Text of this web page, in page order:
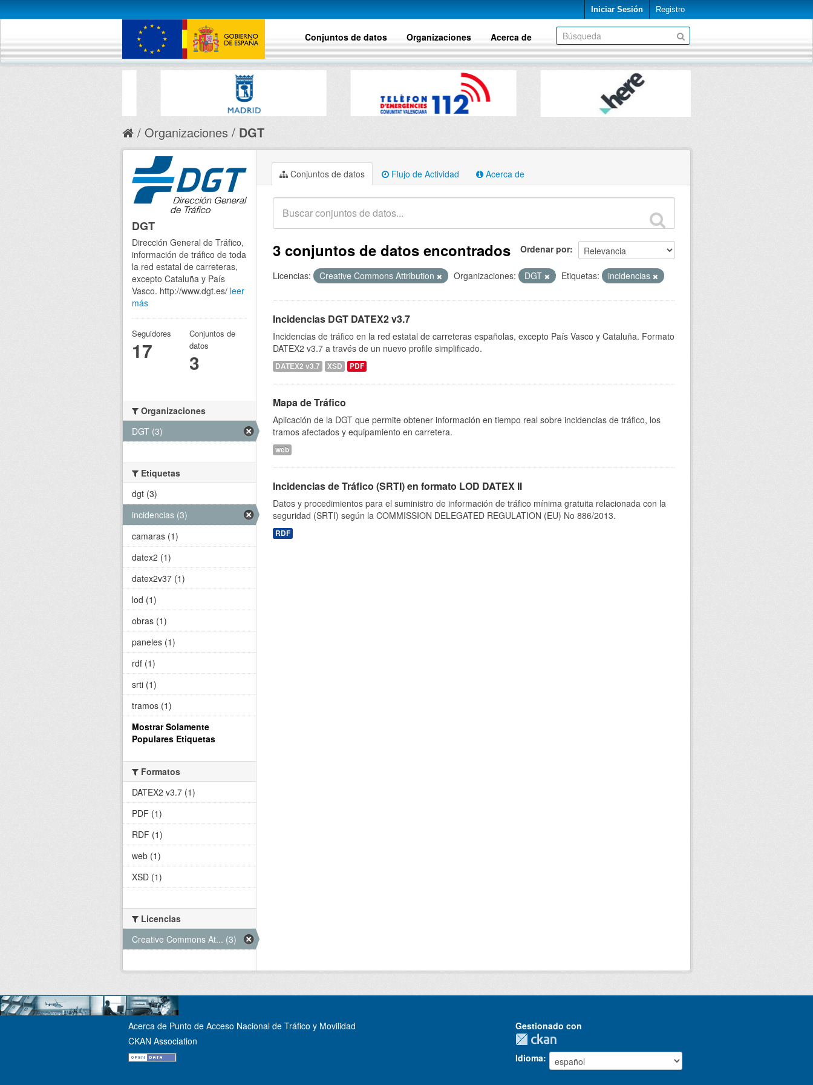
Iniciar Sesión Registro
Conjuntos de datos Organizaciones Acerca de
Organizaciones DGT
Conjuntos de datos Flujo de Actividad Acerca de
Ordenar por
3 conjuntos de datos encontrados
Licencias: Creative Commons Attribution Organizaciones: DGT Etiquetas: incidencias
Incidencias DGT DATEX2 v3.7
Incidencias de tráfico en la red estatal de carreteras españolas, excepto País Vasco y Cataluña. Formato
DATEX2 v3.7 a través de un nuevo profile simplificado.
DATEX2 v3.7 XSD PDF
Mapa de Tráfico
Aplicación de la DGT que permite obtener información en tiempo real sobre incidencias de tráfico, los
tramos afectados y equipamiento en carretera.
web
Incidencias de Tráfico (SRTI) en formato LOD DATEX II
Datos y procedimientos para el suministro de información de tráfico mínima gratuita relacionada con la
seguridad (SRTI) según la COMMISSION DELEGATED REGULATION (EU) No 886/2013.
RDF
DGT
Dirección General de Tráfico,
información de tráfico de toda
la red estatal de carreteras,
excepto Cataluña y País
Vasco. http://www.dgt.es/ leer
más
Seguidores
17
Conjuntos de
datos
3
Organizaciones
DGT (3)
Etiquetas
dgt (3)
incidencias (3)
camaras (1)
datex2 (1)
datex2v37 (1)
lod (1)
obras (1)
paneles (1)
rdf (1)
srti (1)
tramos (1)
Mostrar Solamente
Populares Etiquetas
Formatos
DATEX2 v3.7 (1)
PDF (1)
RDF (1)
web (1)
XSD (1)
Licencias
Creative Commons At... (3)
Acerca de Punto de Acceso Nacional de Tráfico y Movilidad
CKAN Association
Gestionado con
Idioma